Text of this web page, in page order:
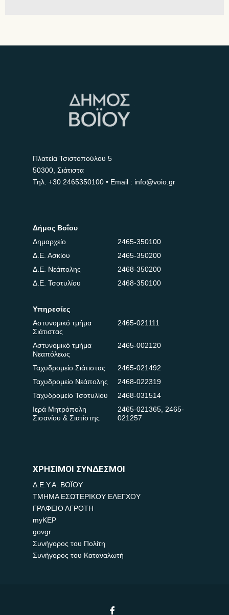
Πλατεία Τσιστοπούλου 5
50300, Σιάτιστα
Τηλ. +30 2465350100 • Email : info@voio.gr
Δήμος Βοΐου
Δημαρχείο
2465-350100
Δ.Ε. Ασκίου
2465-350200
Δ.Ε. Νεάπολης
2468-350200
Δ.Ε. Τσοτυλίου
2468-350100
Υπηρεσίες
Αστυνομικό τμήμα
Σιάτιστας
2465-021111
Αστυνομικό τμήμα
Νεαπόλεως
2465-002120
Ταχυδρομείο Σιάτιστας
2465-021492
Ταχυδρομείο Νεάπολης
2468-022319
Ταχυδρομείο Τσοτυλίου
2468-031514
Ιερά Μητρόπολη
Σισανίου & Σιατίστης
2465-021365, 2465-
021257
ΧΡΗΣΙΜΟΙ ΣΥΝΔΕΣΜΟΙ
Δ.Ε.Υ.Α. ΒΟΪΟΥ
ΤΜΗΜΑ ΕΣΩΤΕΡΙΚΟΥ ΕΛΕΓΧΟΥ
ΓΡΑΦΕΙΟ ΑΓΡΟΤΗ
myKEP
govgr
Συνήγορος του Πολίτη
Συνήγορος του Καταναλωτή